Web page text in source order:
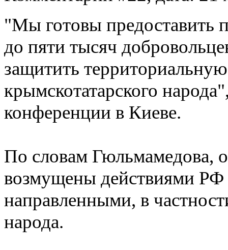
"Мы готовы предоставить
до пяти тысяч
защитить
крымскотатарского
конференции в Киеве.
По словам Гюльмамедова,
возмущены действиями
направленными, в
народа.